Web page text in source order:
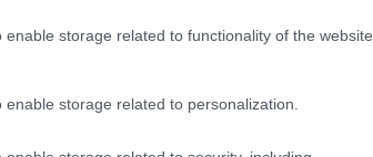
enable storage related to functionality of the website
storage related to personalization.